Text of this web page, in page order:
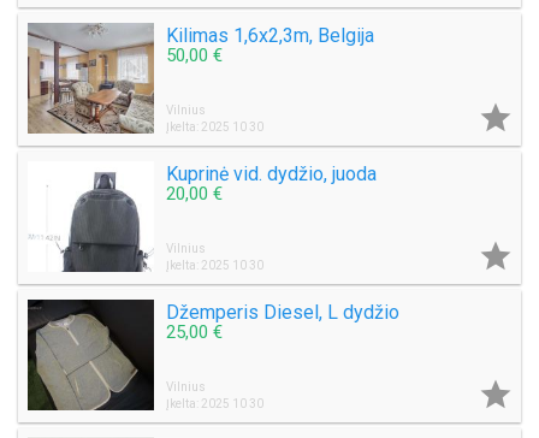
Kilimas 1,6x2,3m, Belgija
50,00 €
Vilnius
Įkelta: 2025 10 30

Kuprinė vid. dydžio, juoda
20,00 €
Vilnius
Įkelta: 2025 10 30

Džemperis Diesel, L dydžio
25,00 €
Vilnius
Įkelta: 2025 10 30
